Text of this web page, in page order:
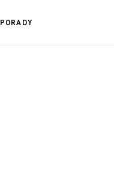
PORADY